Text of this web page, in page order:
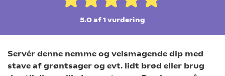
5.0 af 1vurdering
Servér denne nemme og velsmagende dip med
stave af grøntsager og evt. lidt brød eller brug